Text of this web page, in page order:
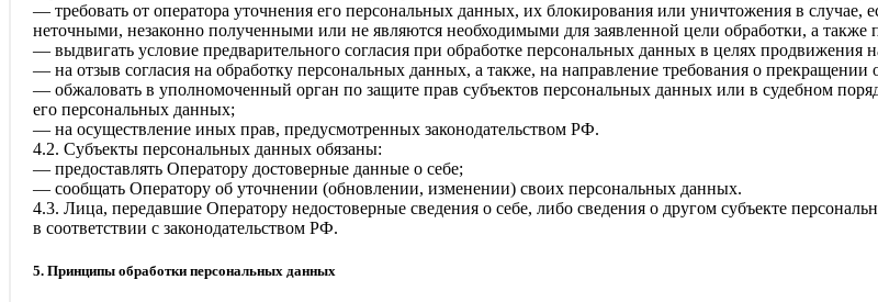
— требовать от оператора уточнения его персональных данных, их блокирования или уничтожения в
неточными, незаконно полученными или не являются необходимыми для заявленной цели обработки, а
— выдвигать условие предварительного согласия при обработке персональных данных в целях продвижения
— на отзыв согласия на обработку персональных данных, а также, на направление требования о
— обжаловать в уполномоченный орган по защите прав субъектов персональных данных или в судебном
его персональных данных;
— на осуществление иных прав, предусмотренных законодательством РФ.
4.2. Субъекты персональных данных обязаны:
— предоставлять Оператору достоверные данные о себе;
— сообщать Оператору об уточнении (обновлении, изменении) своих персональных данных.
4.3. Лица, передавшие Оператору недостоверные сведения о себе, либо сведения о другом субъекте
в соответствии с законодательством РФ.
5. Принципы обработки персональных данных